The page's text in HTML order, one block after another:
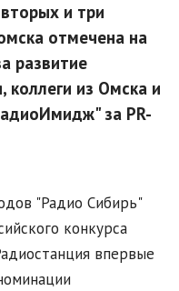
и три
отмечена на
развитие
из Омска и
за PR-
"Радио Сибирь"
конкурса
впервые